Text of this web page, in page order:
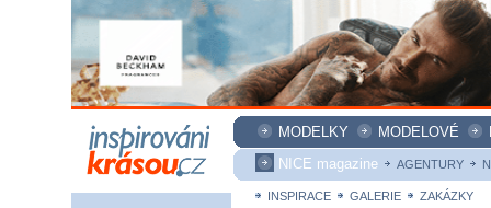
MODELKY MODELOVÉ
NICE magazine
AGENTURY
INSPIRACE GALERIE ZAKÁZKY